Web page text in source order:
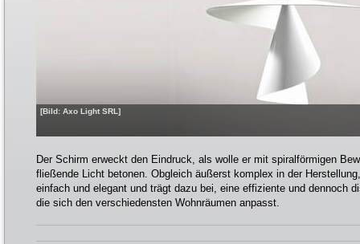
[Bild: Axo Light SRL]
Der Schirm erweckt den Eindruck, als wolle er mit spiralförmigen
fließende Licht betonen. Obgleich äußerst komplex in der
einfach und elegant und trägt dazu bei, eine effiziente und dennoch
die sich den verschiedensten Wohnräumen anpasst.